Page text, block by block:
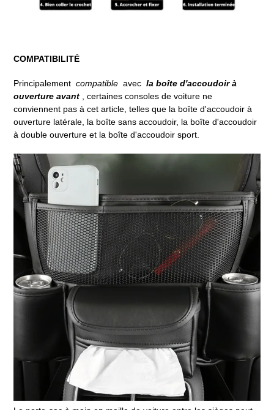
COMPATIBILITÉ
Principalement compatible avec la boîte d'accoudoir à
ouverture avant
, certaines consoles de voiture ne
conviennent pas à cet article, telles que la boîte d'accoudoir à
ouverture latérale, la boîte sans accoudoir, la boîte d'accoudoir
à double ouverture et la boîte d'accoudoir sport.